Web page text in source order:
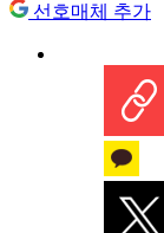
선호매체 추가